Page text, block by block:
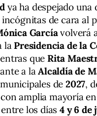
ya ha despejado una
de cara al
Garcíavolverá
la Presidencia de la
que Rita
a laAlcaldía de
de2027,
amplia mayoría
los días4 y 6 de